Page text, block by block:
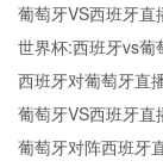
葡萄牙VS西班牙直
牙在线高清直播
世界杯:西班牙vs葡
今日西班牙vs葡萄
西班牙对葡萄牙直
界杯西班牙对葡萄
葡萄牙VS西班牙直
班牙实时全场直播
葡萄牙对阵西班牙